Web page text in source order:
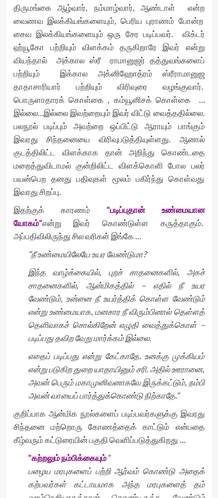
திருமங்கை ஆழ்வார், நம்மாழ்வார், ஆண்டாள் என்ற
வைணவ இலக்கியங்களையும், பெரிய புராணம் போன்ற
சைவ இலக்கியங்களையும் ஒரு சேர படிப்பவர். விக்டர்
ஹ்யூகோ பற்றியும் விளக்கம் தருகிறாரே இவர் என்று
வியந்தால் அக்கால ஸ்ரீ ராமானுஜர் தத்துவங்களைப்
பற்றியும் இக்கால அக்னிஹோத்ரம் ஸ்ரீராமானுஜ
தாதாசாரியார் பற்றியும் விரிவுரை வழங்குவார்.
பொருளாதாரக் கொள்கை , கம்யூனிசக் கொள்கை …
இல்லை…இல்லை இவற்றையும் இவர் விட்டு வைத்ததில்லை.
பலநூல் படிப்பும் அவற்றை ஒப்பிட்டு ஆராயும் பாங்கும்
இவரது சிந்தனையை விரிவுபடுத்தியுள்ளது. ஆனால்
குடத்திலிட்ட விளக்காக தான் அறிந்து கொண்டதை
மறைத்துவிடாமல் குன்றிலிட்ட விளக்கொளி போல பலர்
பயன்பெற தனது பதிவுகள் மூலம் பகிர்ந்து கொள்வது
இவரது சிறப்பு.
இதற்குக் காரணம் “படிப்புதான் உண்மையான
யோகம்”என்று இவர் கொண்டுள்ள கருத்தாகும்.
அப்பதிவிலிருந்து சில வரிகள் இங்கே …
“நீ உண்மையிலேயே உயர வேண்டுமா?
இந்த வாழ்க்கையில், புறச் சாதனைகளில், அகச்
சாதனைகளில், ஆன்மிகத்தில் – எதில் நீ உயர
வேண்டும், உன்னை நீ உயர்த்திக் கொள்ள வேண்டும்
என்று உண்மையாக, மனசார நீ விரும்பினால் தெள்ளத்
தெளிவாகச் சொல்கிறேன் எழுதி வைத்துக்கொள் –
படிப்பது தவிற வேறு மார்க்கம் இல்லை.
எதைப் படிப்பது என்று கேட்காதே. உனக்கு முக்கியம்
என்று படுகிற துறை யாதாயினும் சரி. அதில் ஊரானை,
அவன் பெரும் மகாமுனிவனாகவே இருக்கட்டும், நம்பி
அவன் வாயைப் பார்த்துக்கொண்டு நிற்காதே.”
குறிப்பாக ஆன்மிக நூல்களைப் படிப்பவர்களுக்கு இவரது
சிந்தனை மற்றொரு கோணத்தைக் காட்டும் என்பதை
கீழ்வரும் கட்டுரையின் பகுதி வெளிப்படுத்துகிறது …
“கற்றலும் நம்பிக்கையும்”
பழைய மரபுகளைப் பற்றி ஆர்வம் கொண்டு அதைக்
கற்பவர்கள் கட்டாயமாக அந்த மரபுகளைத் தம்